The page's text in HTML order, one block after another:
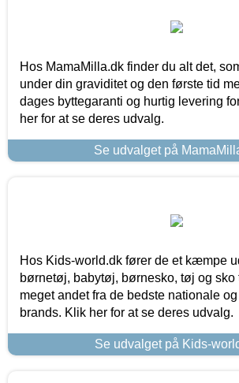
Hos MamaMilla.dk finder du alt det,
under din graviditet og den første tid
dages byttegaranti og hurtig levering
her for at se deres udvalg.
Se udvalget på
Hos Kids-world.dk fører de et kæmpe
børnetøj, babytøj, børnesko, tøj og sko
meget andet fra de bedste nationale
brands. Klik her for at se deres udvalg.
Se udvalget på Kids-